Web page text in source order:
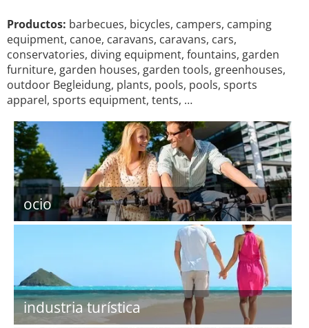
Productos: barbecues, bicycles, campers, camping
equipment, canoe, caravans, caravans, cars,
conservatories, diving equipment, fountains, garden
furniture, garden houses, garden tools, greenhouses,
outdoor Begleidung, plants, pools, pools, sports
apparel, sports equipment, tents, …
ocio
industria turística